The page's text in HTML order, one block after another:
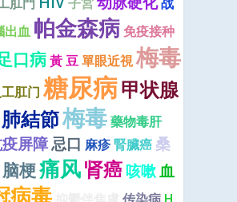
出血 帕金森病免疫接种
口病黃 豆單眼近視梅毒
肛门 糖尿病甲状腺
肺結節梅毒藥物毒肝
屏障忌口 麻疹腎臟癌桑
脑梗痛风肾癌咳嗽血
病毒 传染病 H